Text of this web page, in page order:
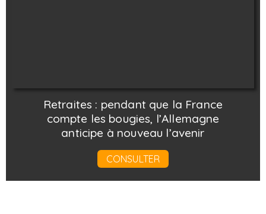
Retraites : pendant que la France
compte les bougies, l’Allemagne
anticipe à nouveau l’avenir
CONSULTER